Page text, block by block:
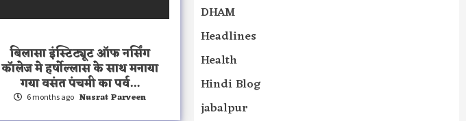
बिलासा इंस्टिट्यूट ऑफ नर्सिंग
कॉलेज मे हर्षोल्लास के साथ मनाया
गया वसंत पंचमी का पर्व…
6 months ago Nusrat Parveen
DHAM
Headlines
Health
Hindi Blog
jabalpur